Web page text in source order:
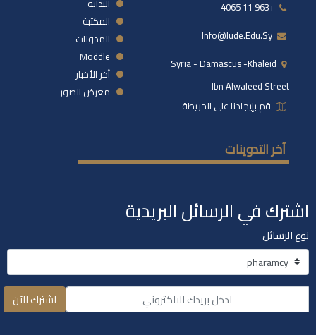
+963 11 4065
Syria - Damascus -khaleid
Ibn Alwaleed Street
قم بإيجادنا على الخريطة
البداية
المكتبة
المدونات
Moddle
آخر الأخبار
معرض الصور
آخر التدوينات
اشترك في الرسائل البريدية
نوع الرسائل
اشترك الآن